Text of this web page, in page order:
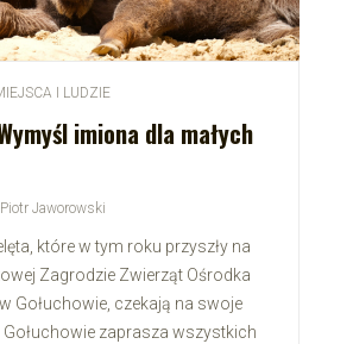
I LUDZIE
imiona dla małych
Piotr Jaworowski
które w tym roku przyszły na
Zagrodzie Zwierząt Ośrodka
Gołuchowie, czekają na swoje
Gołuchowie zaprasza wszystkich